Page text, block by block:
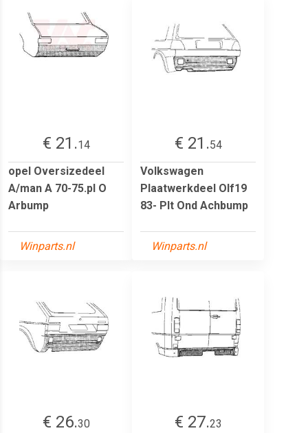
€ 21.14
opel Oversizedeel
A/man A 70-75.pl O
Arbump
Winparts.nl
€ 21.54
Volkswagen
Plaatwerkdeel Olf19
83- Plt Ond Achbump
Winparts.nl
€ 26.30
€ 27.23